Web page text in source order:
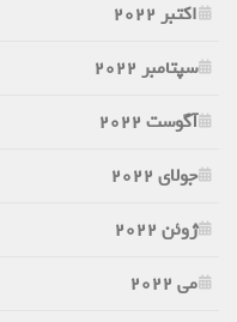
اکتبر 2022
سپتامبر 2022
آگوست 2022
جولای 2022
ژوئن 2022
می 2022